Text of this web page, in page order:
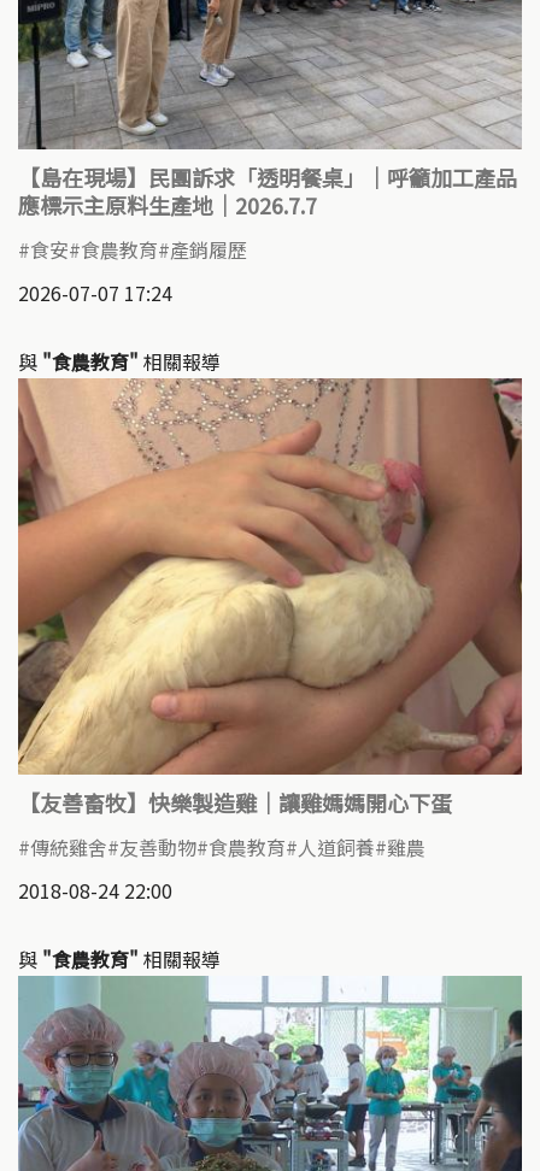
【島在現場】民團訴求「透明餐桌」｜呼籲加工產品
應標示主原料生產地｜2026.7.7
食安 食農教育 產銷履歷
2026-07-07 17:24
與 "食農教育" 相關報導
【友善畜牧】快樂製造雞｜讓雞媽媽開心下蛋
傳統雞舍 友善動物 食農教育 人道飼養 雞農
2018-08-24 22:00
與 "食農教育" 相關報導